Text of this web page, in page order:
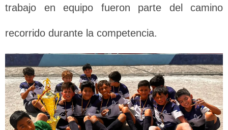
trabajo en equipo fueron parte del camino
recorrido durante la competencia.